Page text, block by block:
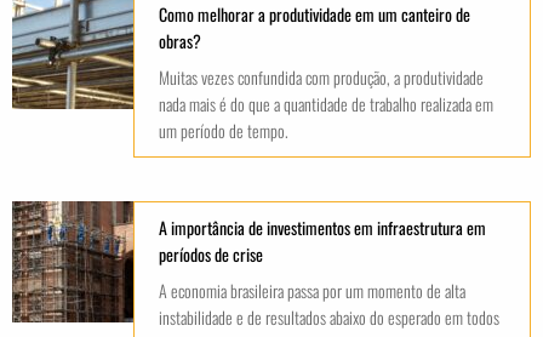
Como melhorar a produtividade em um canteiro de
obras?
Muitas vezes confundida com produção, a produtividade
nada mais é do que a quantidade de trabalho realizada em
um período de tempo.
A importância de investimentos em infraestrutura em
períodos de crise
A economia brasileira passa por um momento de alta
instabilidade e de resultados abaixo do esperado em todos